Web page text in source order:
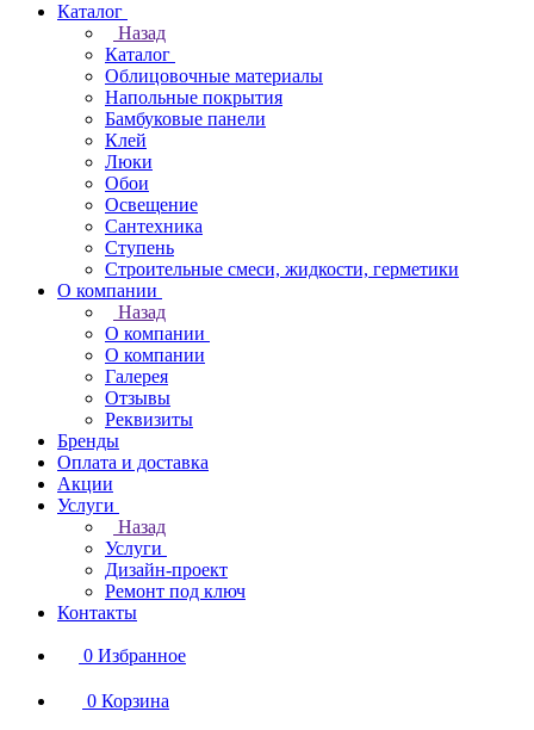
Каталог
Назад
Каталог
Облицовочные материалы
Напольные покрытия
Бамбуковые панели
Клей
Люки
Обои
Освещение
Сантехника
Ступень
Строительные смеси, жидкости, герметики
О компании
Назад
О компании
О компании
Галерея
Отзывы
Реквизиты
Бренды
Оплата и доставка
Акции
Услуги
Назад
Услуги
Дизайн-проект
Ремонт под ключ
Контакты
0 Избранное
0 Корзина